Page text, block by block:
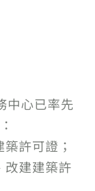
中心已率先
許可證；
改建建築許